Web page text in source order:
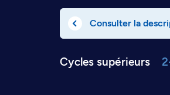
Consulter la
Cycles supérieurs